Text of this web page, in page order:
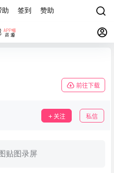
助 签到 赞助
前往下载
关注 私信
贴图录屏